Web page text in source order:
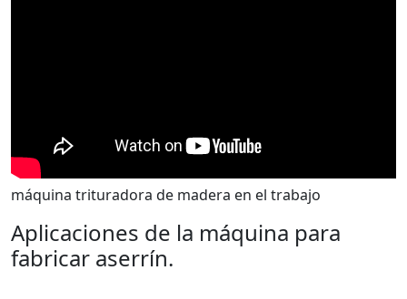
máquina trituradora de madera en el trabajo
Aplicaciones de la máquina para
fabricar aserrín.